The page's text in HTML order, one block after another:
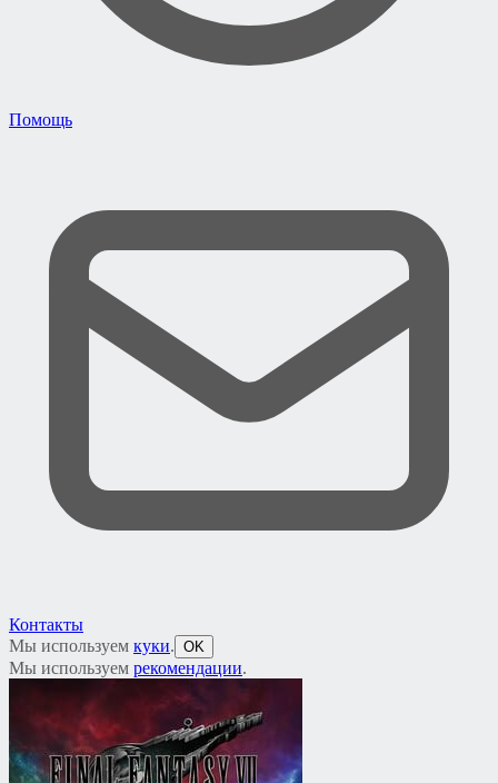
Помощь
Контакты
Мы используем куки. OK
Мы используем рекомендации.